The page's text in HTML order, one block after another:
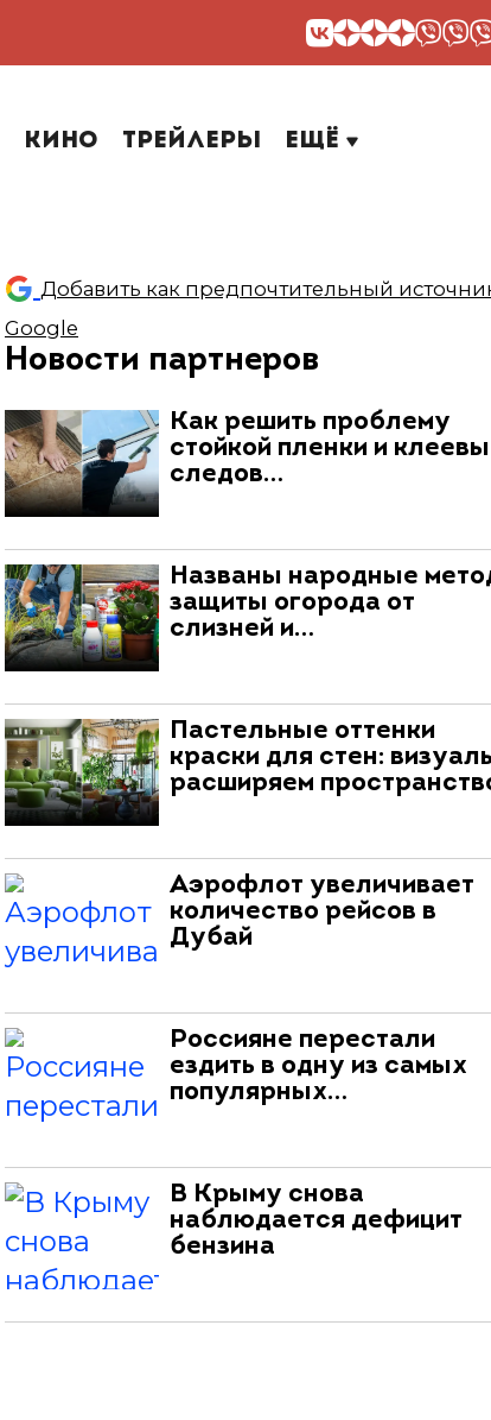
Кино Трейлеры Ещё
Добавить как предпочтительный
Google
Новости партнеров
Как решить проблему
стойкой пленки и
следов…
Названы народные
защиты огорода от
слизней и…
Пастельные оттенки
краски для стен:
расширяем
Аэрофлот увеличивает
количество рейсов в
Дубай
Россияне перестали
ездить в одну из самых
популярных…
В Крыму снова
наблюдается дефицит
бензина